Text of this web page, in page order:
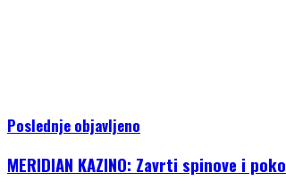
Poslednje objavljeno
MERIDIAN KAZINO: Zavrti spinove i